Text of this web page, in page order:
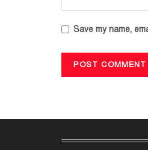
Save my name,